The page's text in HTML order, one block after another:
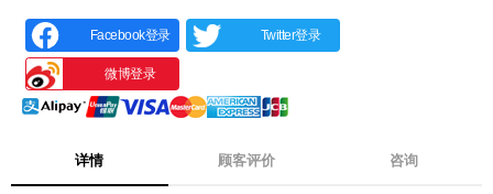
Facebook登录 Twitter登录
微博登录
详情 顾客评价 咨询